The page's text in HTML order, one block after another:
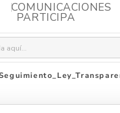
COMUNICACIONES
PARTICIPA